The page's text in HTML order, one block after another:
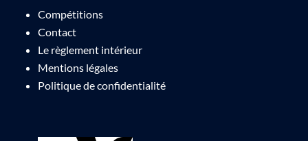
Compétitions
Contact
Le règlement intérieur
Mentions légales
Politique de confidentialité